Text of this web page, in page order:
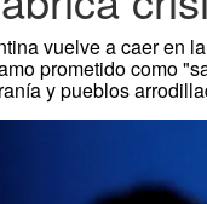
vuelve a caer en
prometido como
y pueblos